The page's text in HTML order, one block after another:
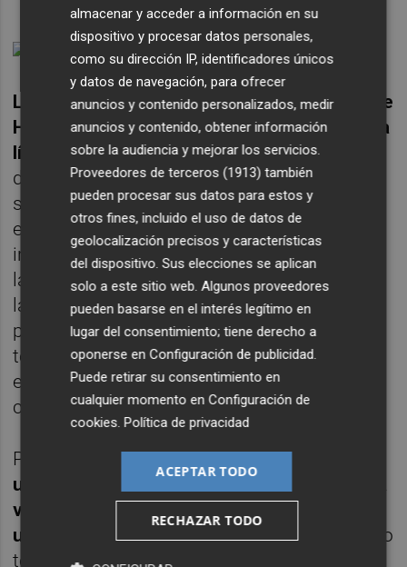
La apuesta por la calidad y la innovación que
HBO Max está abandonando parece ser una
línea adoptada en parte por Apple TV,
donde destacan las magníficas y muy
singularesPachinkoySeverance, ambas
entre lo mejor del año; Dickinsony su mirada
irreverente y posmoderna sobre la escritora;
la apuesta por un relato pausado y denso de
la ucroníaFor all Mankind; además de la
premiadísimaTed Lassoy la primera
temporada deThe Morning Show, ambas
excelentes dentro de un enfoque más
convencional.
Por su parte,Netflix está introduciendo ya
una serie de cambios que la asemejan cada
vez más a una cadena televisiva al
uso.
Netflix nunca ha tenido, ni ha pretendido
tenerlo, el marchamo de calidad y
almacenar y acceder a información en su
dispositivo y procesar datos personales,
como su dirección IP, identificadores únicos
y datos de navegación, para ofrecer
anuncios y contenido personalizados, medir
anuncios y contenido, obtener información
sobre la audiencia y mejorar los servicios.
Proveedores de terceros (1913) también
pueden procesar sus datos para estos y
otros fines, incluido el uso de datos de
geolocalización precisos y características
del dispositivo. Sus elecciones se aplican
solo a este sitio web. Algunos proveedores
pueden basarse en el interés legítimo en
lugar del consentimiento; tiene derecho a
oponerse enConfiguración de publicidad
Puede retirar su consentimiento en
cualquier momento enConfiguración de
cookies .Política de privacidad
ACEPTAR TODO
RECHAZAR TODO